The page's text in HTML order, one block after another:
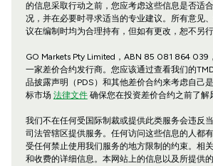
的信息采取行动之前，您应考虑这些信息是否适
况，并在必要时寻求适当的专业建议。所有意见
议在编制时均为合理持有，但如有更改，恕不另行
GO Markets Pty Limited，ABN 85 081 864 039
一家差价合约发行商。您应该通过查看我们的
品披露声明（PDS）和其他差价合约来考虑自己
标市场 法律文件确保您在投资差价合约之前了解
我们不在任何受国际制裁或提供此类服务会违反
司法管辖区提供服务。任何访问这些信息的人都
受任何禁止使用我们服务的地方限制的约束。相
和收费的详细信息。本网站上的信息以及所提供